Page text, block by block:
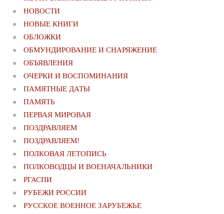
НОВОСТИ
НОВЫЕ КНИГИ
ОБЛОЖКИ
ОБМУНДИРОВАНИЕ И СНАРЯЖЕНИЕ
ОБЪЯВЛЕНИЯ
ОЧЕРКИ И ВОСПОМИНАНИЯ
ПАМЯТНЫЕ ДАТЫ
ПАМЯТЬ
ПЕРВАЯ МИРОВАЯ
ПОЗДРАВЛЯЕМ
ПОЗДРАВЛЯЕМ!
ПОЛКОВАЯ ЛЕТОПИСЬ
ПОЛКОВОДЦЫ И ВОЕНАЧАЛЬНИКИ
РГАСПИ
РУБЕЖИ РОССИИ
РУССКОЕ ВОЕННОЕ ЗАРУБЕЖЬЕ